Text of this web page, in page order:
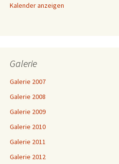
i
Kalender anzeigen
Galerie
Galerie 2007
Galerie 2008
Galerie 2009
Galerie 2010
Galerie 2011
Galerie 2012